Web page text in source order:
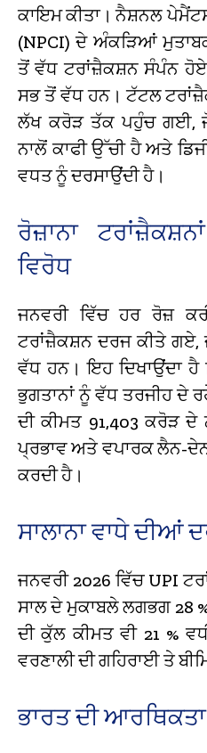
ਕਾਇਮ ਕੀਤਾ। ਨੈਸ਼ਨਲ
(NPCI) ਦੇ ਅੰਕੜਿਆਂ
ਤੋਂ ਵੱਧ ਟਰਾਂਜ਼ੈਕਸ਼ਨ ਸੰਪੰਨ
ਸਭ ਤੋਂ ਵੱਧ ਹਨ। ਟੱਟਲ
ਲੱਖ ਕਰੋੜ ਤੱਕ ਪਹੁੰਚ ਗਈ, ਜੋ
ਨਾਲੋਂ ਕਾਫੀ ਉੱਚੀ ਹੈ ਅਤੇ
ਵਧਤ ਨੂੰ ਦਰਸਾਉਂਦੀ ਹੈ।
ਰੋਜ਼ਾਨਾ
ਵਿਰੋਧ
ਜਨਵਰੀ ਵਿੱਚ ਹਰ ਰੋਜ਼
ਟਰਾਂਜ਼ੈਕਸ਼ਨ ਦਰਜ ਕੀਤੇ ਗਏ,
ਵੱਧ ਹਨ। ਇਹ ਦਿਖਾਉਂਦਾ ਹੈ
ਭੁਗਤਾਨਾਂ ਨੂੰ ਵੱਧ ਤਰਜੀਹ ਦੇ
ਦੀ ਕੀਮਤ ₹91,403 ਕਰੋੜ
ਪ੍ਰਭਾਵ ਅਤੇ ਵਪਾਰਕ ਲੈਨ-
ਕਰਦੀ ਹੈ।
ਸਾਲਾਨਾ ਵਾਧੇ ਦੀਆਂ
ਜਨਵਰੀ 2026 ਵਿੱਚ UPI
ਸਾਲ ਦੇ ਮੁਕਾਬਲੇ ਲਗਭਗ 28
ਦੀ ਕੁੱਲ ਕੀਮਤ ਵੀ 21 %
ਵਰਣਾਲੀ ਦੀ ਗਹਿਰਾਈ ਤੇ
ਭਾਰਤ ਦੀ ਆਰਥਿਕਤਾ